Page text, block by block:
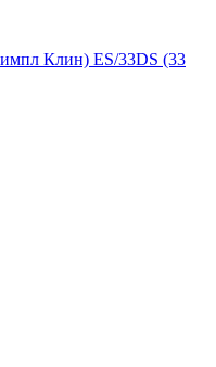
Клин) ES/33DS (33